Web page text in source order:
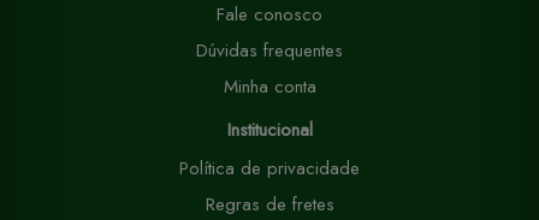
Fale conosco
Dúvidas frequentes
Minha conta
Institucional
Política de privacidade
Regras de fretes